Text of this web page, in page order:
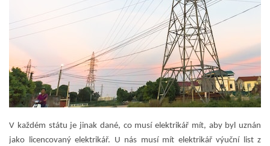
V každém státu je jinak dané, co musí elektrikář mít, aby byl uznán
jako licencovaný elektrikář. U nás musí mít elektrikář výuční list z